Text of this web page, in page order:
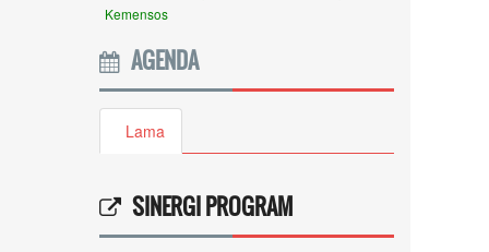
Kemensos
AGENDA
Lama
SINERGI PROGRAM